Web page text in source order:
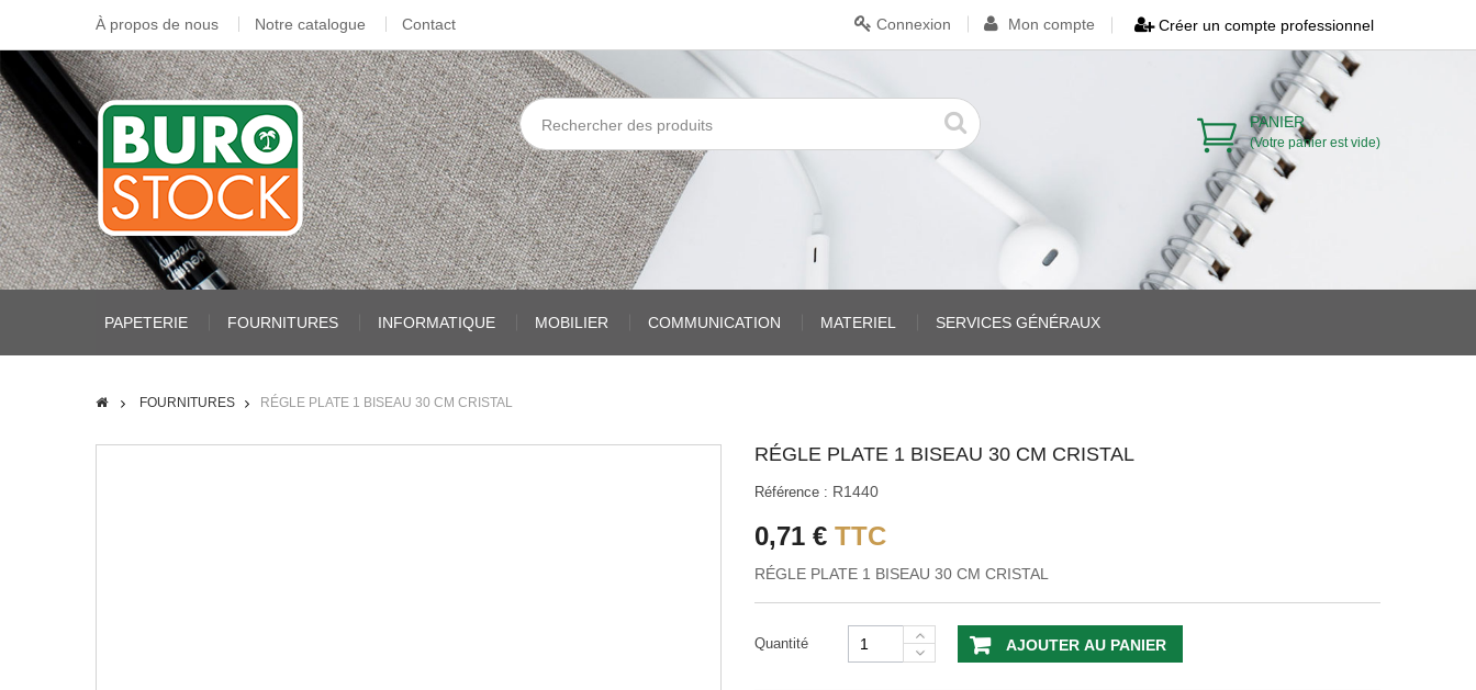
À propos de nous Notre catalogue Contact Créer un compte professionnel
Mon compte
Connexion
PANIER
(Votre panier est vide)
PAPETERIE FOURNITURES INFORMATIQUE MOBILIER COMMUNICATION MATERIEL SERVICES GÉNÉRAUX
FOURNITURES RÉGLE PLATE 1 BISEAU 30 CM CRISTAL
RÉGLE PLATE 1 BISEAU 30 CM CRISTAL
Référence : R1440
0,71 € TTC
RÉGLE PLATE 1 BISEAU 30 CM CRISTAL
Quantité AJOUTER AU PANIER